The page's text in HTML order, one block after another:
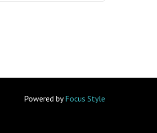
Powered byFocus Style